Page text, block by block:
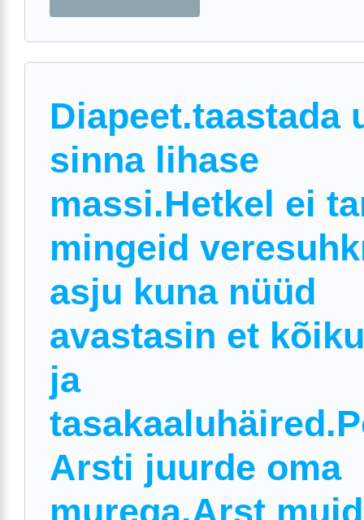
Diapeet.taastada
sinna lihase
massi.Hetkel ei
mingeid
asju kuna nüüd
avastasin et
ja
Arsti juurde oma